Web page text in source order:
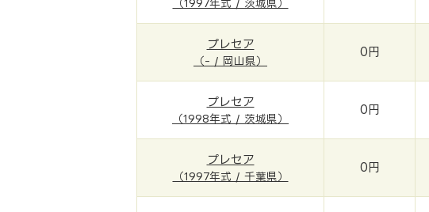
（1997年式 / 茨城県）
プレセア
（- / 岡山県）
0円
プレセア
（1998年式 / 茨城県）
0円
プレセア
（1997年式 / 千葉県）
0円